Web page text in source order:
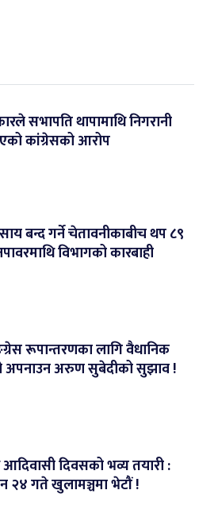
सभापति थापामाथि निगरानी
कांग्रेसको आरोप
बन्द गर्ने चेतावनीकाबीच थप ८९
विभागको कारबाही
रूपान्तरणका लागि वैधानिक
अपनाउन अरुण सुबेदीको सुझाव !
आदिवासी दिवसको भव्य तयारी :
२४ गते खुलामञ्चमा भेटौं !